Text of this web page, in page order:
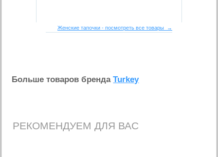
Женские тапочки - посмотреть все товары →
Больше товаров брендаTurkey
РЕКОМЕНДУЕМ ДЛЯ ВАС